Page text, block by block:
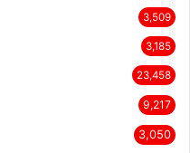
3,509
3,185
23,458
9,217
3,050